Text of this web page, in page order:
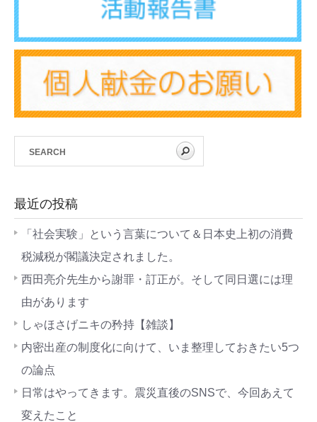
最近の投稿
「社会実験」という言葉について＆日本史上初の消費
税減税が閣議決定されました。
西田亮介先生から謝罪・訂正が。そして同日選には理
由があります
しゃほさげニキの矜持【雑談】
内密出産の制度化に向けて、いま整理しておきたい5つ
の論点
日常はやってきます。震災直後のSNSで、今回あえて
変えたこと